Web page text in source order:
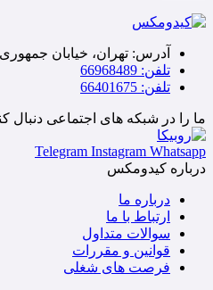
آدرس: تهران، خیابان جمهوری،
تلفن: 66968489
تلفن: 66401675
ما را در شبکه های اجتماعی دنبال
Telegram Instagram Whatsapp
درباره کیدومکس
درباره ما
ارتباط با ما
سوالات متداول
قوانین و مقررات
فرصت های شغلی